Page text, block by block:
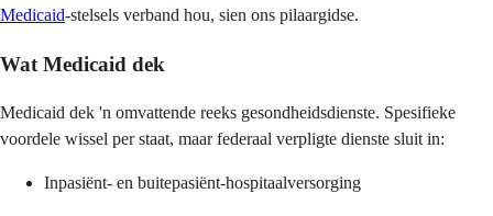
Medicaid-stelsels verband hou, sien ons pilaargidse.
Wat Medicaid dek
Medicaid dek 'n omvattende reeks gesondheidsdienste. Spesifieke
voordele wissel per staat, maar federaal verpligte dienste sluit in:
Inpasiënt- en buitepasiënt-hospitaalversorging